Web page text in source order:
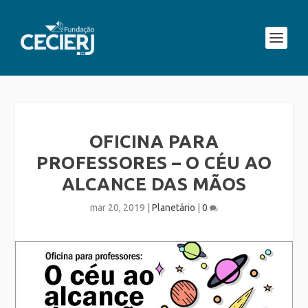
OFICINA PARA
PROFESSORES – O CÉU AO
ALCANCE DAS MÃOS
mar 20, 2019 Planetário 0